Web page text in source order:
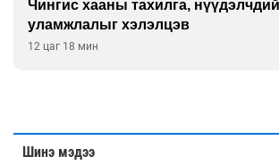
Чингис хааны тахилга,
уламжлалыг хэлэлцэв
12 цаг 18 мин
Шинэ мэдээ